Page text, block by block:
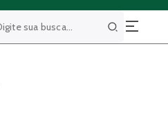
Buscar